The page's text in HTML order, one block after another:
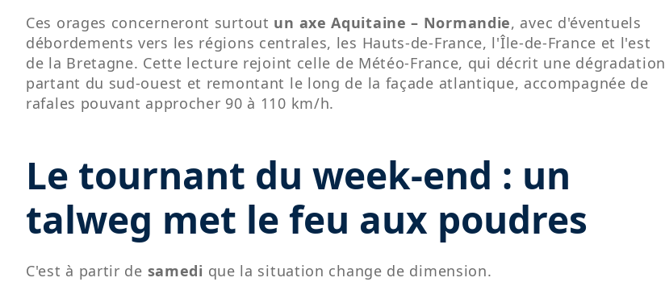
Ces orages concerneront surtout un axe Aquitaine – Normandie, avec d'éventuels
débordements vers les régions centrales, les Hauts-de-France, l'Île-de-France et l'est
de la Bretagne. Cette lecture rejoint celle de Météo-France, qui décrit une dégradation
partant du sud-ouest et remontant le long de la façade atlantique, accompagnée de
rafales pouvant approcher 90 à 110 km/h.
Le tournant du week-end : un
talweg met le feu aux poudres
C'est à partir de samedi que la situation change de dimension.